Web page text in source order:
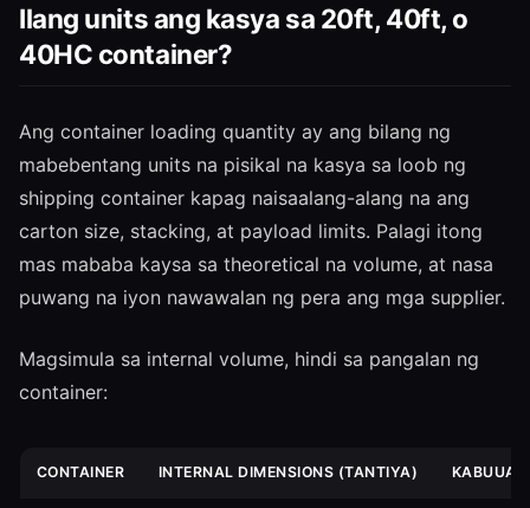
Ilang units ang kasya sa 20ft, 40ft, o
40HC container?
Ang container loading quantity ay ang bilang ng
mabebentang units na pisikal na kasya sa loob ng
shipping container kapag naisaalang-alang na ang
carton size, stacking, at payload limits. Palagi itong
mas mababa kaysa sa theoretical na volume, at nasa
puwang na iyon nawawalan ng pera ang mga supplier.
Magsimula sa internal volume, hindi sa pangalan ng
container:
CONTAINER INTERNAL DIMENSIONS (TANTIYA)